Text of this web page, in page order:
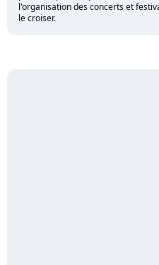
l'organisation des concerts et
le croiser.